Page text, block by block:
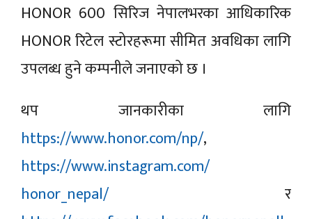
HONOR 600 सिरिज नेपालभरका आधिकारिक
HONOR रिटेल स्टोरहरूमा सीमित अवधिका लागि
उपलब्ध हुने कम्पनीले जनाएको छ ।
थप जानकारीका लागि
https://www.honor.com/np/,
https://www.instagram.com/
honor_nepal/र